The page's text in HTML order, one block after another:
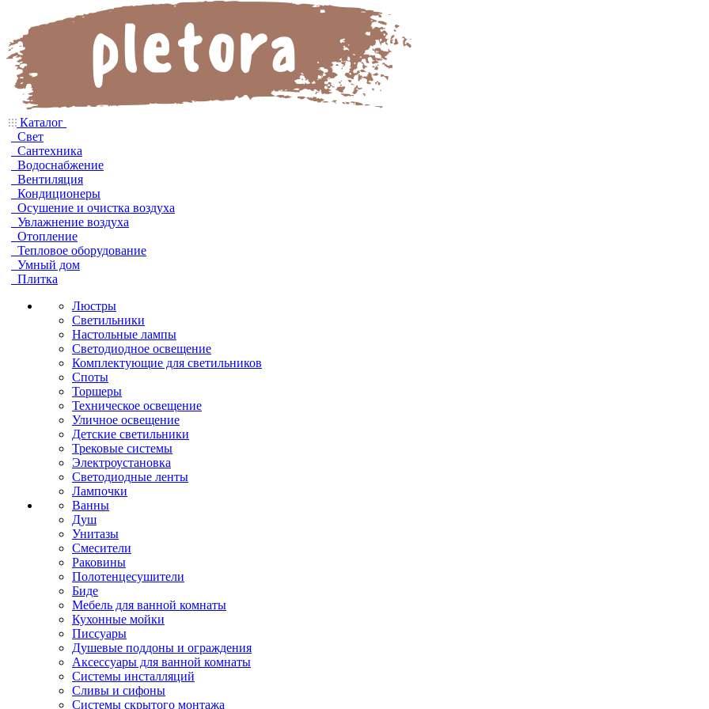
Каталог
Свет
Сантехника
Водоснабжение
Вентиляция
Кондиционеры
Осушение и очистка воздуха
Увлажнение воздуха
Отопление
Тепловое оборудование
Умный дом
Плитка
Люстры
Светильники
Настольные лампы
Светодиодное освещение
Комплектующие для светильников
Споты
Торшеры
Техническое освещение
Уличное освещение
Детские светильники
Трековые системы
Электроустановка
Светодиодные ленты
Лампочки
Ванны
Душ
Унитазы
Смесители
Раковины
Полотенцесушители
Биде
Мебель для ванной комнаты
Кухонные мойки
Писсуары
Душевые поддоны и ограждения
Аксессуары для ванной комнаты
Системы инсталляций
Сливы и сифоны
Системы скрытого монтажа